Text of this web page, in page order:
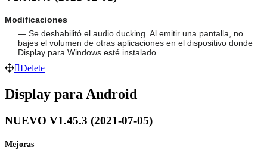
Modificaciones
— Se deshabilitó el audio ducking. Al emitir una pantalla, no
bajes el volumen de otras aplicaciones en el dispositivo donde
Display para Windows esté instalado.
Delete
Display para Android
NUEVO V1.45.3 (2021-07-05)
Mejoras